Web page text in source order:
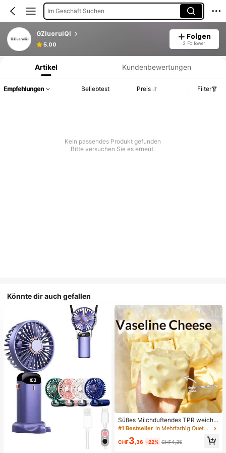
Im Geschäft Suchen
GZluoruiQI
5.00
Folgen
2 Follower
Produktinformation: Preisangabe, Verkaufs- und Lagerbestandsdetails.
Artikel Kundenbewertungen
Empfehlungen Beliebtest Preis Filter
Kein passendes Produkt gefunden
Bitte versuchen Sie es erneut.
Könnte dir auch gefallen
Süßes Milchduftendes TPR weiche
s quetschbares Dumpling-förmiges
Stressabbau-Spielzeug, 5cm niedli
ches lustiges Quetsch-Stressabbau
#1 Bestseller in Mehrfarbig Quetschspielzeug für Teenager
CHF3 ,36 -22% CHF4,35